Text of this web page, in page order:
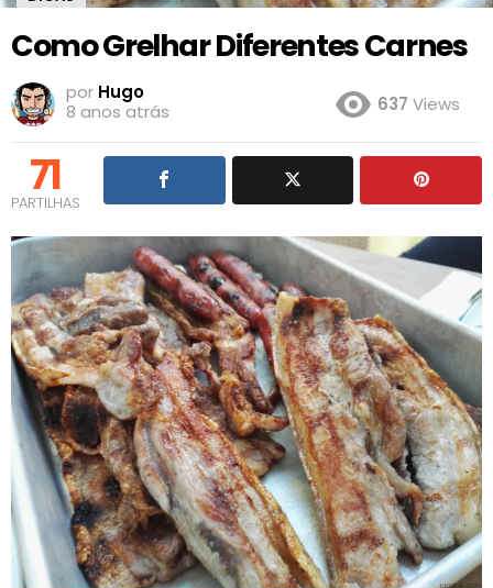
Como Grelhar Diferentes Carnes
por Hugo
8 anos atrás
637 Views
71
PARTILHAS